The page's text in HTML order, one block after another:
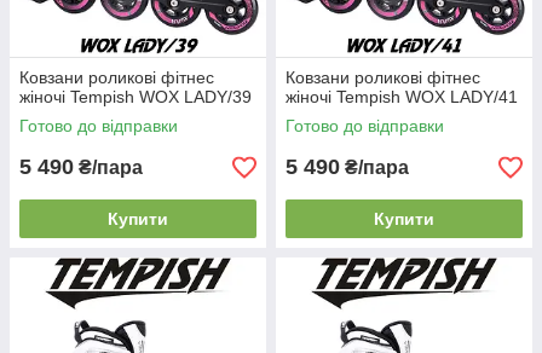
Ковзани роликові фітнес
жіночі Tempish WOX LADY/39
Готово до відправки
5 490 ₴/пара
Купити
Ковзани роликові фітнес
жіночі Tempish WOX LADY/41
Готово до відправки
5 490 ₴/пара
Купити